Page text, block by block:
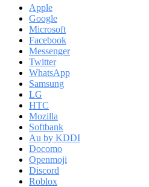
Apple
Google
Microsoft
Facebook
Messenger
Twitter
WhatsApp
Samsung
LG
HTC
Mozilla
Softbank
Au by KDDI
Docomo
Openmoji
Discord
Roblox